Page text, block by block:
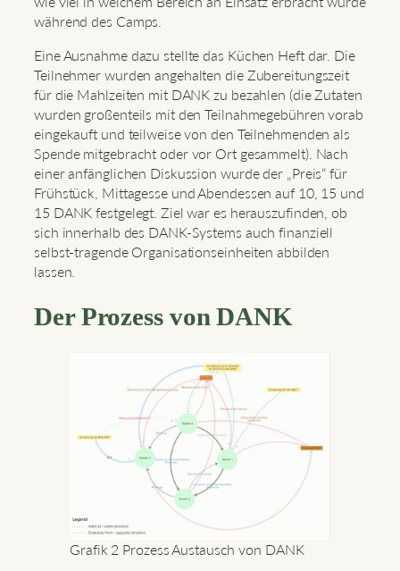
während des Camps.
Eine Ausnahme dazu stellte das Küchen Heft dar. Die
Teilnehmer wurden angehalten die Zubereitungszeit
für die Mahlzeiten mit DANK zu bezahlen (die Zutaten
wurden großenteils mit den Teilnahmegebühren vorab
eingekauft und teilweise von den Teilnehmenden als
Spende mitgebracht oder vor Ort gesammelt). Nach
einer anfänglichen Diskussion wurde der „Preis“ für
Frühstück, Mittagesse und Abendessen auf 10, 15 und
15 DANK festgelegt. Ziel war es herauszufinden, ob
sich innerhalb des DANK-Systems auch finanziell
selbst-tragende Organisationseinheiten abbilden
lassen.
Der Prozess von DANK
Grafik 2 Prozess Austausch von DANK